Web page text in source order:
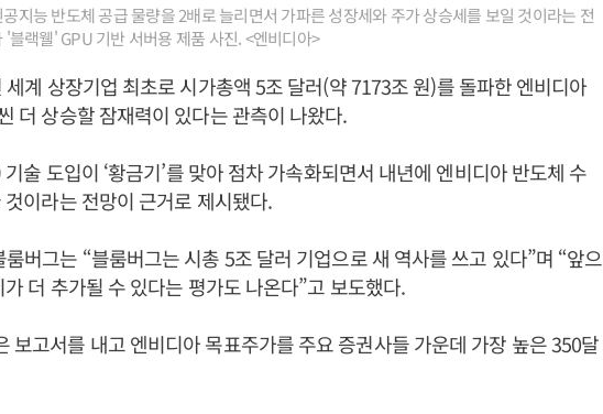
지능 반도체 공급 물량을 2배로 늘리면서 가파른 성장세와 주가 상승세를 보일 것이라는 전
블랙웰' GPU 기반 서버용 제품 사진. <엔비디아>
계 상장기업 최초로 시가총액 5조 달러(약 7173조 원)를 돌파한 엔비디아
더 상승할 잠재력이 있다는 관측이 나왔다.
술 도입이 ‘황금기’를 맞아 점차 가속화되면서 내년에 엔비디아 반도체 수
이라는 전망이 근거로 제시됐다.
버그는 “블룸버그는 시총 5조 달러 기업으로 새 역사를 쓰고 있다”며 “앞으
더 추가될 수 있다는 평가도 나온다”고 보도했다.
보고서를 내고 엔비디아 목표주가를 주요 증권사들 가운데 가장 높은 350달